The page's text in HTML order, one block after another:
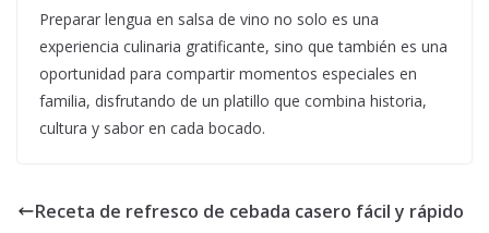
Preparar lengua en salsa de vino no solo es una
experiencia culinaria gratificante, sino que también es una
oportunidad para compartir momentos especiales en
familia, disfrutando de un platillo que combina historia,
cultura y sabor en cada bocado.
Receta de refresco de cebada casero fácil y rápido